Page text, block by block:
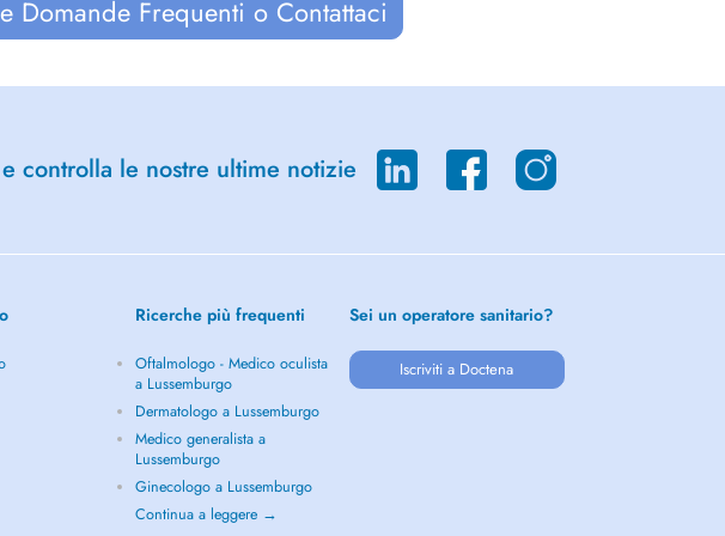
Domande Frequenti o Contattaci
controlla le nostre ultime notizie
Ricerche più frequenti
Oftalmologo - Medico oculista
a Lussemburgo
Dermatologo a Lussemburgo
Medico generalista a
Lussemburgo
Ginecologo a Lussemburgo
Continua a leggere →
Sei un operatore sanitario?
Iscriviti a Doctena